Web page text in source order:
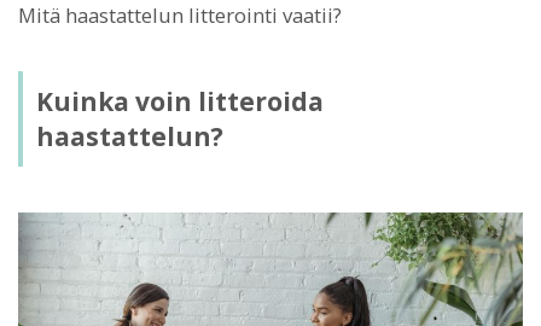
Mitä haastattelun litterointi vaatii?
Kuinka voin litteroida
haastattelun?